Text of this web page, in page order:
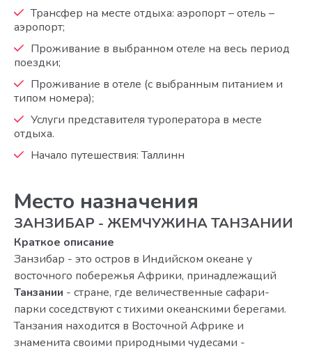
Трансфер на месте отдыха: аэропорт – отель –
аэропорт;
Проживание в выбранном отеле на весь период
поездки;
Проживание в отеле (с выбранным питанием и
типом номера);
Услуги представителя туроператора в месте
отдыха.
Начало путешествия: Таллинн
Место назначения
ЗАНЗИБАР - ЖЕМЧУЖИНА ТАНЗАНИИ
Краткое описание
Занзибар - это остров в Индийском океане у
восточного побережья Африки, принадлежащий
Танзании - стране, где величественные сафари-
парки соседствуют с тихими океанскими берегами.
Танзания находится в Восточной Африке и
знаменита своими природными чудесами -